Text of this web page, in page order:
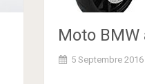
Moto
5 Septembre 2016